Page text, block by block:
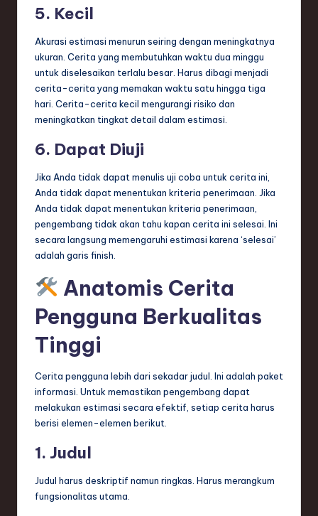
5. Kecil
Akurasi estimasi menurun seiring dengan meningkatnya
ukuran. Cerita yang membutuhkan waktu dua minggu
untuk diselesaikan terlalu besar. Harus dibagi menjadi
cerita-cerita yang memakan waktu satu hingga tiga
hari. Cerita-cerita kecil mengurangi risiko dan
meningkatkan tingkat detail dalam estimasi.
6. Dapat Diuji
Jika Anda tidak dapat menulis uji coba untuk cerita ini,
Anda tidak dapat menentukan kriteria penerimaan. Jika
Anda tidak dapat menentukan kriteria penerimaan,
pengembang tidak akan tahu kapan cerita ini selesai. Ini
secara langsung memengaruhi estimasi karena ‘selesai’
adalah garis finish.
Anatomis Cerita
Pengguna Berkualitas
Tinggi
Cerita pengguna lebih dari sekadar judul. Ini adalah paket
informasi. Untuk memastikan pengembang dapat
melakukan estimasi secara efektif, setiap cerita harus
berisi elemen-elemen berikut.
1. Judul
Judul harus deskriptif namun ringkas. Harus merangkum
fungsionalitas utama.